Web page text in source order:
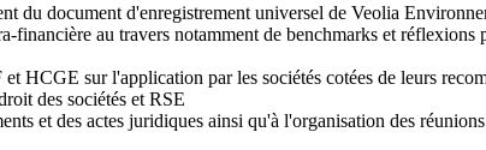
du document d'enregistrement universel de Veolia
financière au travers notamment de benchmarks et
HCGE sur l'application par les sociétés cotées de leurs
des sociétés et RSE
et des actes juridiques ainsi qu'à l'organisation des